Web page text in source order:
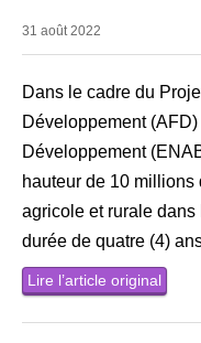
31 août 2022
Dans le cadre du
Développement
Développement
hauteur de 10 millions
agricole et rurale
durée de quatre (4)
Lire l’article original